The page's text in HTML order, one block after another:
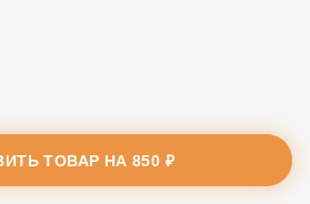
ТОВАР НА850 ₽